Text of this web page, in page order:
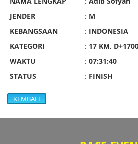
JENDER
: M
KEBANGSAAN
: INDONESIA
KATEGORI
: 17 KM,
WAKTU
: 07:31:40
STATUS
: FINISH
KEMBALI